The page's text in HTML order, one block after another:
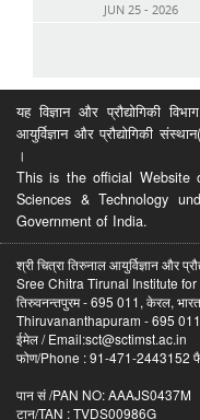
JUN 25 - 2026
यह विज्ञान और प्रौद्योगिकी
आयुर्विज्ञान और प्रौद्योगिकी
।
This is the official Website
Sciences & Technology
Government of India.
श्री चित्रा तिरुनाल आयुर्विज्ञान और
Sree Chitra Tirunal Institute
तिरुवनन्तपुरम - 695 011, केरल,
Thiruvananthapuram - 695
ईमेल / Email:sct@sctimst.ac.in
फोण/Phone : 91-471-2443152
पान सं /PAN NO: AAAJS0437M
टान/TAN : TVDS00986G